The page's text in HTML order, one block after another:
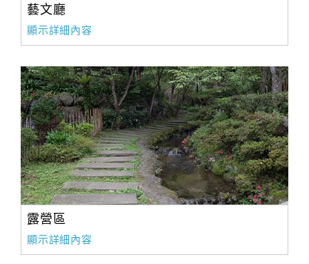
藝文廳
顯示詳細內容
露營區
顯示詳細內容